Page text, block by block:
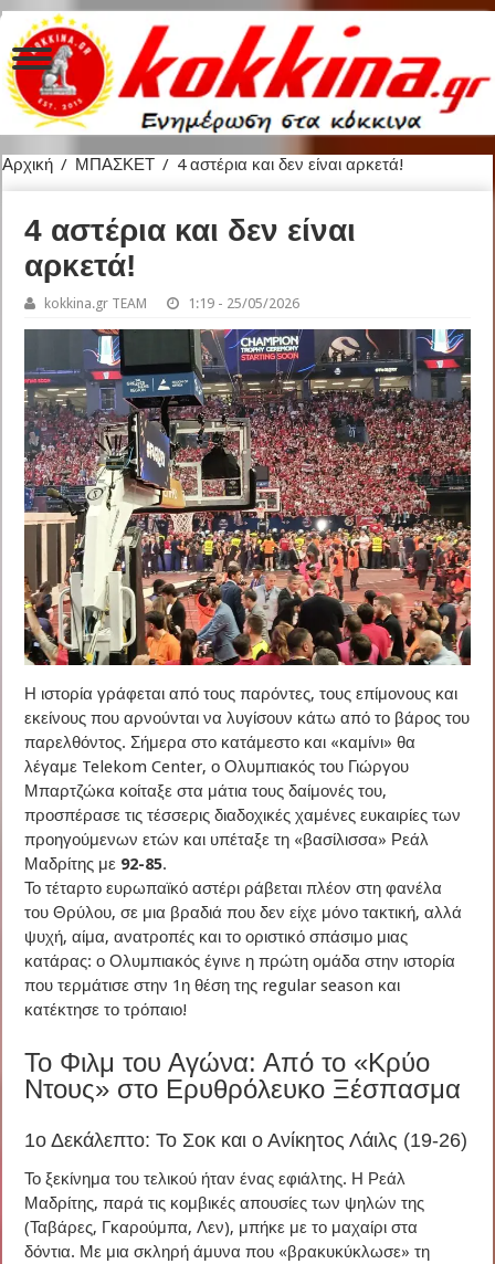
Αρχική / ΜΠΑΣΚΕΤ / 4 αστέρια και δεν είναι αρκετά!
4 αστέρια και δεν είναι
αρκετά!
kokkina.gr TEAM 1:19 - 25/05/2026
Η ιστορία γράφεται από τους παρόντες, τους επίμονους και
εκείνους που αρνούνται να λυγίσουν κάτω από το βάρος του
παρελθόντος. Σήμερα στο κατάμεστο και «καμίνι» θα
λέγαμε Telekom Center, ο Ολυμπιακός του Γιώργου
Μπαρτζώκα κοίταξε στα μάτια τους δαίμονές του,
προσπέρασε τις τέσσερις διαδοχικές χαμένες ευκαιρίες των
προηγούμενων ετών και υπέταξε τη «βασίλισσα» Ρεάλ
Μαδρίτης με 92-85.
Το τέταρτο ευρωπαϊκό αστέρι ράβεται πλέον στη φανέλα
του Θρύλου, σε μια βραδιά που δεν είχε μόνο τακτική, αλλά
ψυχή, αίμα, ανατροπές και το οριστικό σπάσιμο μιας
κατάρας: ο Ολυμπιακός έγινε η πρώτη ομάδα στην ιστορία
που τερμάτισε στην 1η θέση της regular season και
κατέκτησε το τρόπαιο!
Το Φιλμ του Αγώνα: Από το «Κρύο
Ντους» στο Ερυθρόλευκο Ξέσπασμα
1ο Δεκάλεπτο: Το Σοκ και ο Ανίκητος Λάιλς (19-26)
Το ξεκίνημα του τελικού ήταν ένας εφιάλτης. Η Ρεάλ
Μαδρίτης, παρά τις κομβικές απουσίες των ψηλών της
(Ταβάρες, Γκαρούμπα, Λεν), μπήκε με το μαχαίρι στα
δόντια. Με μια σκληρή άμυνα που «βρακυκύκλωσε» τη